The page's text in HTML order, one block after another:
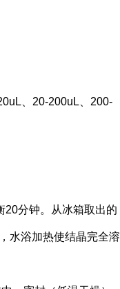
、20-200uL、200-
分钟。从冰箱取出的
水浴加热使结晶完全溶